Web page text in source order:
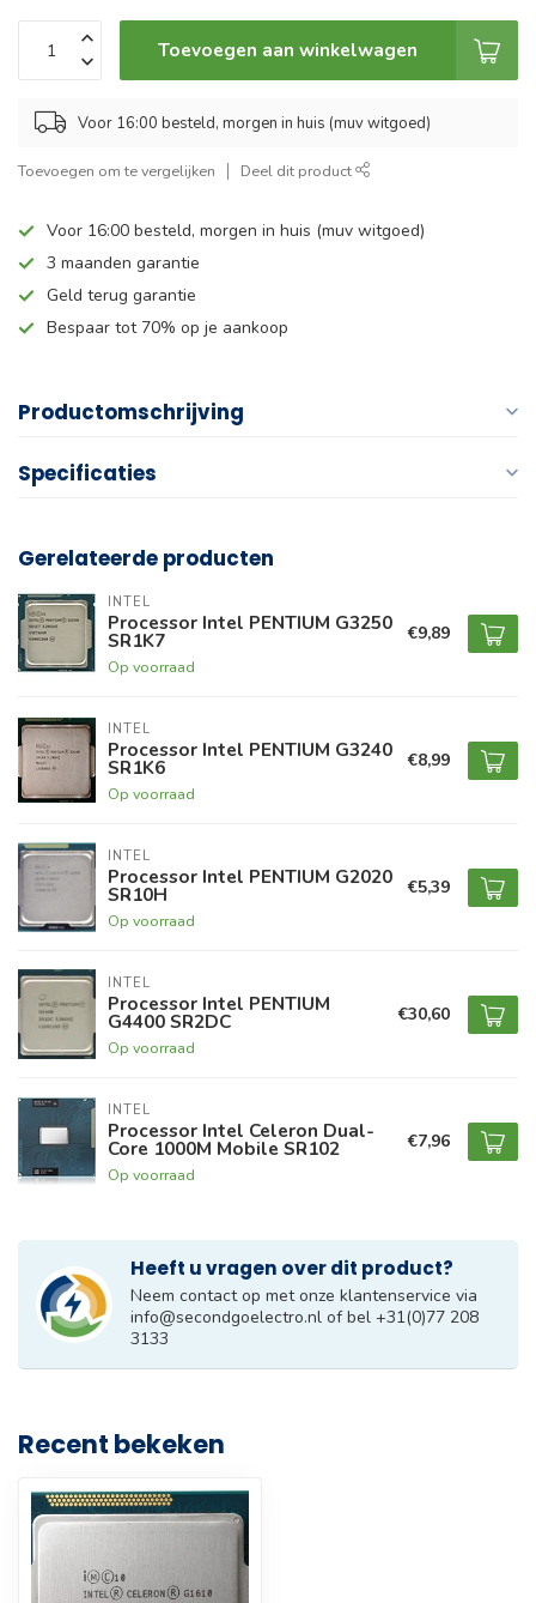
Toevoegen aan winkelwagen
Voor 16:00 besteld, morgen in huis (muv witgoed)
Toevoegen om te vergelijken Deel dit product
Voor 16:00 besteld, morgen in huis (muv witgoed)
3 maanden garantie
Geld terug garantie
Bespaar tot 70% op je aankoop
Productomschrijving
Specificaties
Gerelateerde producten
INTEL
Processor Intel PENTIUM G3250
SR1K7
Op voorraad
€9,89
INTEL
Processor Intel PENTIUM G3240
SR1K6
Op voorraad
€8,99
INTEL
Processor Intel PENTIUM G2020
SR10H
Op voorraad
€5,39
INTEL
Processor Intel PENTIUM
G4400 SR2DC
Op voorraad
€30,60
INTEL
Processor Intel Celeron Dual-
Core 1000M Mobile SR102
Op voorraad
€7,96
Heeft u vragen over dit product?
Neem contact op met onze klantenservice via
info@secondgoelectro.nl of bel +31(0)77 208
3133
Recent bekeken